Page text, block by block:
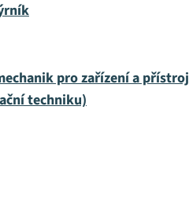
pro zařízení a
techniku)